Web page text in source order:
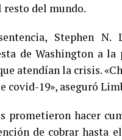
resto del mundo.
Stephen N.
de Washington a
atendían la crisis.
covid-19», aseguró
prometieron hacer
de cobrar hasta